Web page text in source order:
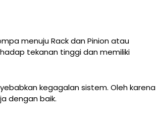
menuju Rack dan Pinion atau
tekanan tinggi dan memiliki
kegagalan sistem. Oleh karena
dengan baik.